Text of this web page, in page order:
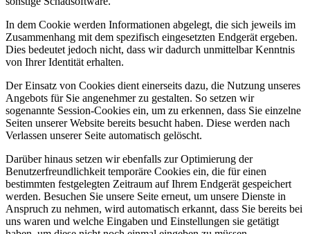
In dem Cookie werden Informationen abgelegt, die sich jeweils im
Zusammenhang mit dem spezifisch eingesetzten Endgerät ergeben.
Dies bedeutet jedoch nicht, dass wir dadurch unmittelbar Kenntnis
von Ihrer Identität erhalten.
Der Einsatz von Cookies dient einerseits dazu, die Nutzung unseres
Angebots für Sie angenehmer zu gestalten. So setzen wir
sogenannte Session-Cookies ein, um zu erkennen, dass Sie einzelne
Seiten unserer Website bereits besucht haben. Diese werden nach
Verlassen unserer Seite automatisch gelöscht.
Darüber hinaus setzen wir ebenfalls zur Optimierung der
Benutzerfreundlichkeit temporäre Cookies ein, die für einen
bestimmten festgelegten Zeitraum auf Ihrem Endgerät gespeichert
werden. Besuchen Sie unsere Seite erneut, um unsere Dienste in
Anspruch zu nehmen, wird automatisch erkannt, dass Sie bereits bei
uns waren und welche Eingaben und Einstellungen sie getätigt